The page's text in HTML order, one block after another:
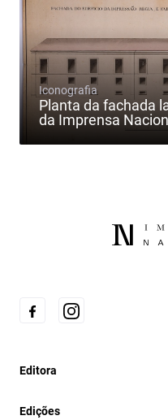
Iconografia
Planta da fachada
da Imprensa
Editora
Edições